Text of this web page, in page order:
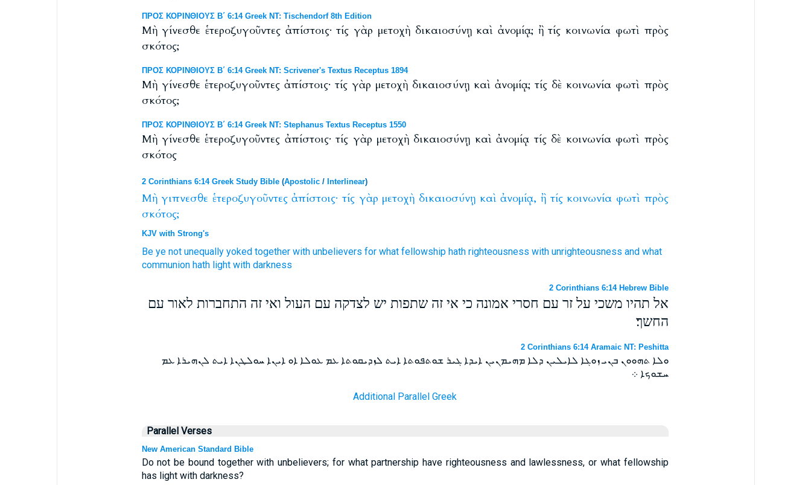
ΠΡΟΣ ΚΟΡΙΝΘΙΟΥΣ Β΄ 6:14 Greek NT: Tischendorf 8th Edition
Μὴ γίνεσθε ἑτεροζυγοῦντες ἀπίστοις· τίς γὰρ μετοχὴ δικαιοσύνῃ καὶ ἀνομίᾳ; ἢ τίς κοινωνία φωτὶ πρὸς
σκότος;
ΠΡΟΣ ΚΟΡΙΝΘΙΟΥΣ Β΄ 6:14 Greek NT: Scrivener's Textus Receptus 1894
Μὴ γίνεσθε ἑτεροζυγοῦντες ἀπίστοις· τίς γὰρ μετοχὴ δικαιοσύνῃ καὶ ἀνομίᾳ; τίς δὲ κοινωνία φωτὶ πρὸς
σκότος;
ΠΡΟΣ ΚΟΡΙΝΘΙΟΥΣ Β΄ 6:14 Greek NT: Stephanus Textus Receptus 1550
Μὴ γίνεσθε ἑτεροζυγοῦντες ἀπίστοις· τίς γὰρ μετοχὴ δικαιοσύνῃ καὶ ἀνομίᾳ τίς δὲ κοινωνία φωτὶ πρὸς
σκότος
2 Corinthians 6:14 Greek Study Bible(Apostolic/ Interlinear)
Μὴ γιπνεσθε ἑτεροζυγοῦντες ἀπίστοις· τίς γὰρ μετοχὴ δικαιοσύνῃ καὶ ἀνομίᾳ, ἢ τίς κοινωνία φωτὶ πρὸς
σκότος;
KJV with Strong's
Be ye not unequally yoked together with unbelievers for what fellowship hath righteousness with unrighteousness and what
communion hath light with darkness
2 Corinthians 6:14 Hebrew Bible
אל תהיו משכי על זר עם חסרי אמונה כי אי זה שתפות יש לצדקה עם העול ואי זה התחברות לאור עם
החשך׃
2 Corinthians 6:14 Aramaic NT: Peshitta
ܘܠܐ ܬܗܘܘܢ ܒܢܝ ܙܘܓܐ ܠܐܝܠܝܢ ܕܠܐ ܡܗܝܡܢܝܢ ܐܝܕܐ ܓܝܪ ܫܘܬܦܘܬܐ ܐܝܬ ܠܙܕܝܩܘܬܐ ܥܡ ܥܘܠܐ ܐܘ ܐܝܢܐ ܚܘܠܛܢܐ ܐܝܬ ܠܢܗܝܪܐ ܥܡ
ܚܫܘܟܐ ܀
Additional Parallel Greek
Parallel Verses
New American Standard Bible
Do not be bound together with unbelievers; for what partnership have righteousness and lawlessness, or what fellowship
has light with darkness?